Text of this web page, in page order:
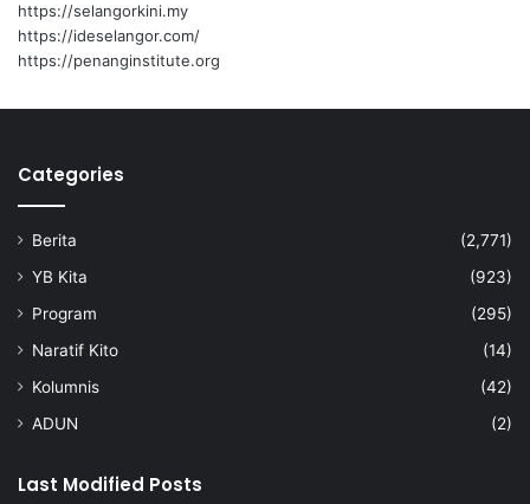
s
i
l
https://selangorkini.my
https://ideselangor.com/
https://penanginstitute.org
Categories
Berita
(2,771)
YB Kita
(923)
Program
(295)
Naratif Kito
(14)
Kolumnis
(42)
ADUN
(2)
Last Modified Posts